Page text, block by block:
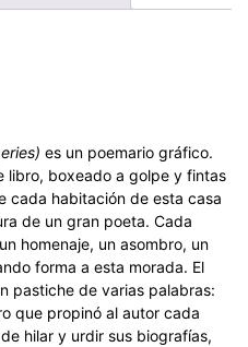
es un poemario gráfico.
libro, boxeado a golpe y fintas
cada habitación de esta casa
de un gran poeta. Cada
homenaje, un asombro, un
forma a esta morada. El
pastiche de varias palabras:
que propinó al autor cada
hilar y urdir sus biografías,